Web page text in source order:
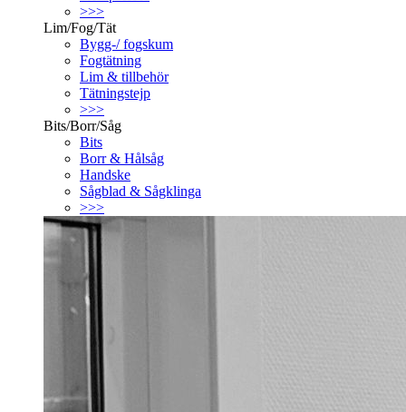
>>>
Lim/Fog/Tät
Bygg-/ fogskum
Fogtätning
Lim & tillbehör
Tätningstejp
>>>
Bits/Borr/Såg
Bits
Borr & Hålsåg
Handske
Sågblad & Sågklinga
>>>